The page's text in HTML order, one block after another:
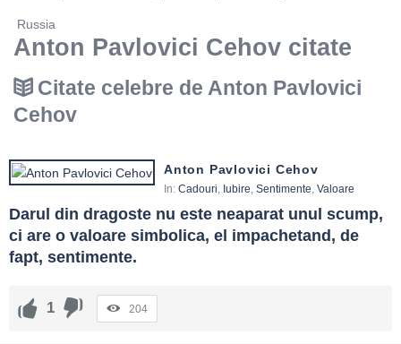
Russia
Anton Pavlovici Cehov citate
Citate celebre de Anton Pavlovici
Cehov
Anton Pavlovici Cehov
In: Cadouri, Iubire, Sentimente, Valoare
Darul din dragoste nu este neaparat unul scump,
ci are o valoare simbolica, el impachetand, de
fapt, sentimente.
1 204